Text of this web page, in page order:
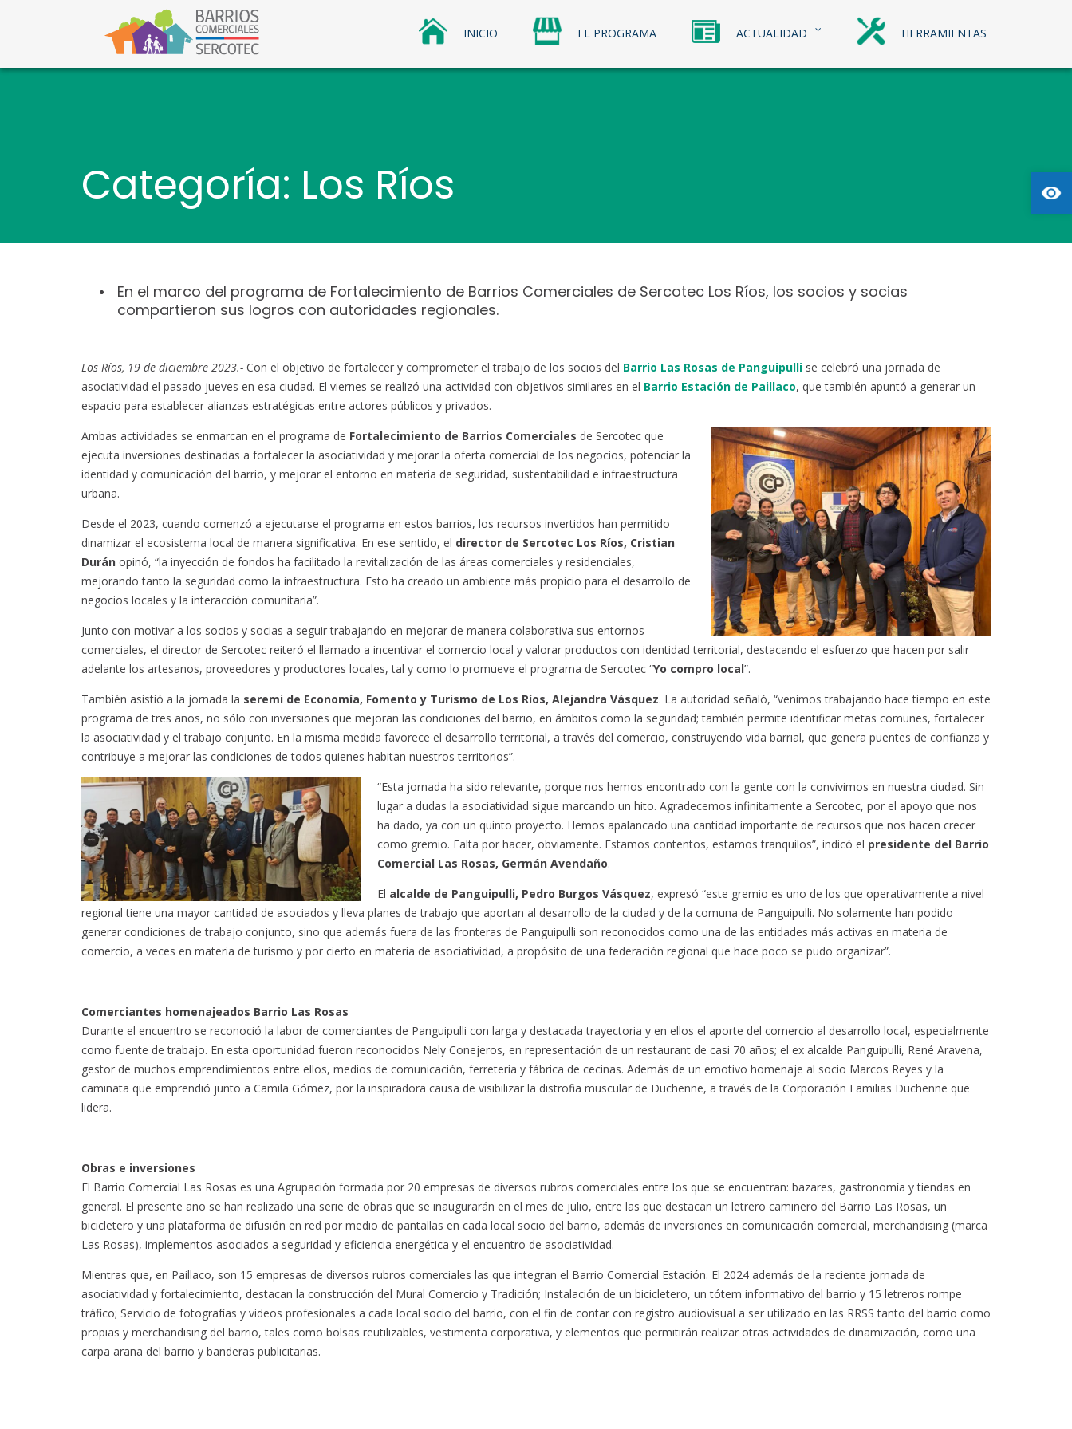
a
Barrios Comerciales
Barrios Comerciales Sercotec
INICIO EL PROGRAMA ACTUALIDAD HERRAMIENTAS
Categoría: Los Ríos
En el marco del programa de Fortalecimiento de Barrios Comerciales de Sercotec Los Ríos, los socios y socias
compartieron sus logros con autoridades regionales.
Los Ríos, 19 de diciembre 2023.- Con el objetivo de fortalecer y comprometer el trabajo de los socios del Barrio Las Rosas de Panguipulli se celebró una jornada de
asociatividad el pasado jueves en esa ciudad. El viernes se realizó una actividad con objetivos similares en el Barrio Estación de Paillaco, que también apuntó a generar un
espacio para establecer alianzas estratégicas entre actores públicos y privados.
Ambas actividades se enmarcan en el programa de Fortalecimiento de Barrios Comerciales de Sercotec que
ejecuta inversiones destinadas a fortalecer la asociatividad y mejorar la oferta comercial de los negocios, potenciar la
identidad y comunicación del barrio, y mejorar el entorno en materia de seguridad, sustentabilidad e infraestructura
urbana.
Desde el 2023, cuando comenzó a ejecutarse el programa en estos barrios, los recursos invertidos han permitido
dinamizar el ecosistema local de manera significativa. En ese sentido, el director de Sercotec Los Ríos, Cristian
Durán opinó, “la inyección de fondos ha facilitado la revitalización de las áreas comerciales y residenciales,
mejorando tanto la seguridad como la infraestructura. Esto ha creado un ambiente más propicio para el desarrollo de
negocios locales y la interacción comunitaria”.
Junto con motivar a los socios y socias a seguir trabajando en mejorar de manera colaborativa sus entornos
comerciales, el director de Sercotec reiteró el llamado a incentivar el comercio local y valorar productos con identidad territorial, destacando el esfuerzo que hacen por salir
adelante los artesanos, proveedores y productores locales, tal y como lo promueve el programa de Sercotec “Yo compro local”.
También asistió a la jornada la seremi de Economía, Fomento y Turismo de Los Ríos, Alejandra Vásquez. La autoridad señaló, “venimos trabajando hace tiempo en este
programa de tres años, no sólo con inversiones que mejoran las condiciones del barrio, en ámbitos como la seguridad; también permite identificar metas comunes, fortalecer
la asociatividad y el trabajo conjunto. En la misma medida favorece el desarrollo territorial, a través del comercio, construyendo vida barrial, que genera puentes de confianza y
contribuye a mejorar las condiciones de todos quienes habitan nuestros territorios”.
“Esta jornada ha sido relevante, porque nos hemos encontrado con la gente con la convivimos en nuestra ciudad. Sin
lugar a dudas la asociatividad sigue marcando un hito. Agradecemos infinitamente a Sercotec, por el apoyo que nos
ha dado, ya con un quinto proyecto. Hemos apalancado una cantidad importante de recursos que nos hacen crecer
como gremio. Falta por hacer, obviamente. Estamos contentos, estamos tranquilos”, indicó el presidente del Barrio
Comercial Las Rosas, Germán Avendaño.
El alcalde de Panguipulli, Pedro Burgos Vásquez, expresó “este gremio es uno de los que operativamente a nivel
regional tiene una mayor cantidad de asociados y lleva planes de trabajo que aportan al desarrollo de la ciudad y de la comuna de Panguipulli. No solamente han podido
generar condiciones de trabajo conjunto, sino que además fuera de las fronteras de Panguipulli son reconocidos como una de las entidades más activas en materia de
comercio, a veces en materia de turismo y por cierto en materia de asociatividad, a propósito de una federación regional que hace poco se pudo organizar”.
Comerciantes homenajeados Barrio Las Rosas
Durante el encuentro se reconoció la labor de comerciantes de Panguipulli con larga y destacada trayectoria y en ellos el aporte del comercio al desarrollo local, especialmente
como fuente de trabajo. En esta oportunidad fueron reconocidos Nely Conejeros, en representación de un restaurant de casi 70 años; el ex alcalde Panguipulli, René Aravena,
gestor de muchos emprendimientos entre ellos, medios de comunicación, ferretería y fábrica de cecinas. Además de un emotivo homenaje al socio Marcos Reyes y la
caminata que emprendió junto a Camila Gómez, por la inspiradora causa de visibilizar la distrofia muscular de Duchenne, a través de la Corporación Familias Duchenne que
lidera.
Obras e inversiones
El Barrio Comercial Las Rosas es una Agrupación formada por 20 empresas de diversos rubros comerciales entre los que se encuentran: bazares, gastronomía y tiendas en
general. El presente año se han realizado una serie de obras que se inaugurarán en el mes de julio, entre las que destacan un letrero caminero del Barrio Las Rosas, un
bicicletero y una plataforma de difusión en red por medio de pantallas en cada local socio del barrio, además de inversiones en comunicación comercial, merchandising (marca
Las Rosas), implementos asociados a seguridad y eficiencia energética y el encuentro de asociatividad.
Mientras que, en Paillaco, son 15 empresas de diversos rubros comerciales las que integran el Barrio Comercial Estación. El 2024 además de la reciente jornada de
asociatividad y fortalecimiento, destacan la construcción del Mural Comercio y Tradición; Instalación de un bicicletero, un tótem informativo del barrio y 15 letreros rompe
tráfico; Servicio de fotografías y videos profesionales a cada local socio del barrio, con el fin de contar con registro audiovisual a ser utilizado en las RRSS tanto del barrio como
propias y merchandising del barrio, tales como bolsas reutilizables, vestimenta corporativa, y elementos que permitirán realizar otras actividades de dinamización, como una
carpa araña del barrio y banderas publicitarias.